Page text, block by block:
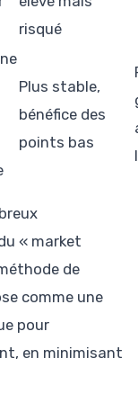
risqué
Plus stable,
bénéfice des
points bas
« market
de
comme une
pour
en minimisant